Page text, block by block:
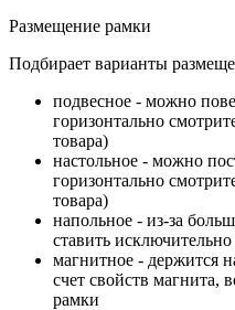
Размещение рамки
Подбирает варианты
подвесное - можно
горизонтально
товара)
настольное - можно
горизонтально
товара)
напольное - из-за
ставить
магнитное - держится
счет свойств магнита,
рамки